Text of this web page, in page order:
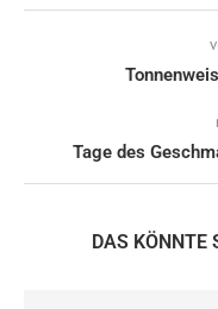
Tage des
DAS KÖNNTE